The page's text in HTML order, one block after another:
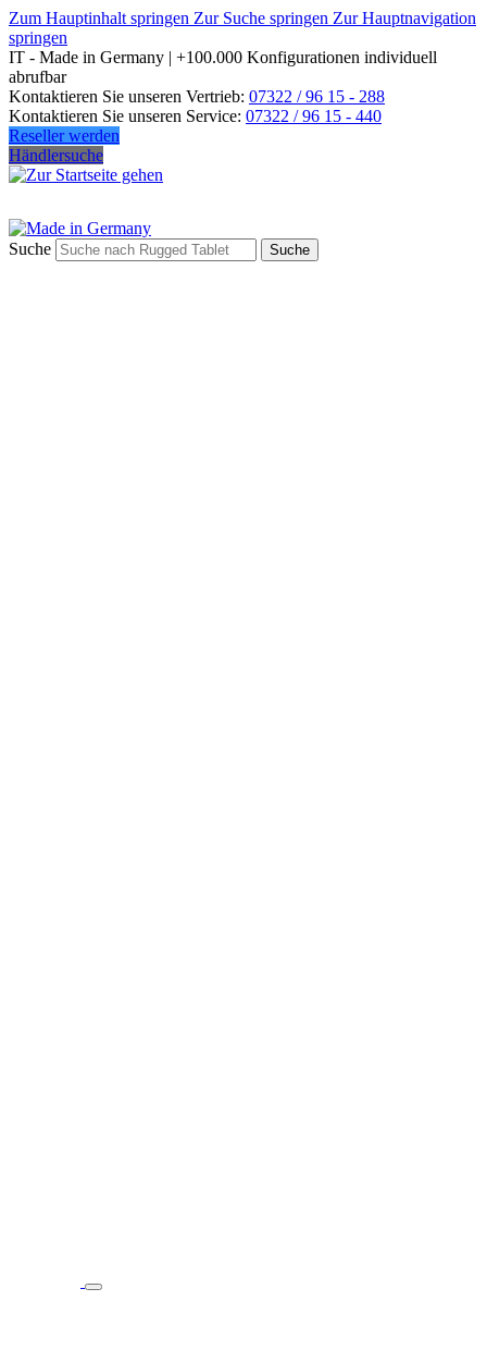
Zum Hauptinhalt springen Zur Suche springen Zur Hauptnavigation
springen
IT - Made in Germany | +100.000 Konfigurationen individuell
abrufbar
Kontaktieren Sie unseren Vertrieb: 07322 / 96 15 - 288
Kontaktieren Sie unseren Service: 07322 / 96 15 - 440
Reseller werden
Händlersuche
Suche Suche